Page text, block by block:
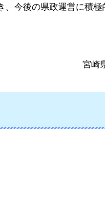
、今後の県政運営に積極
宮崎